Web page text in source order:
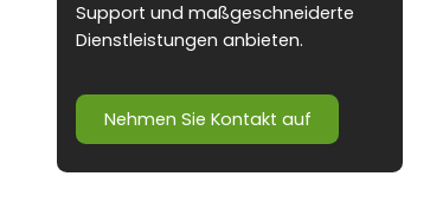
Support und maßgeschneiderte
Dienstleistungen anbieten.
Nehmen Sie Kontakt auf